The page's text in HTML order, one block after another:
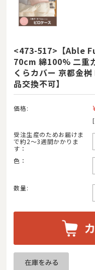
<473-517>【Able
70cm 綿100% 二重
くらカバー 京都金
品交換不可】
価格:
受注生産のためお届けま
で約2〜3週間かかりま
す：
色：
数量:
商品カテゴリ
羽毛布団
マットレス
湿気対策マット・除湿シート
毛布